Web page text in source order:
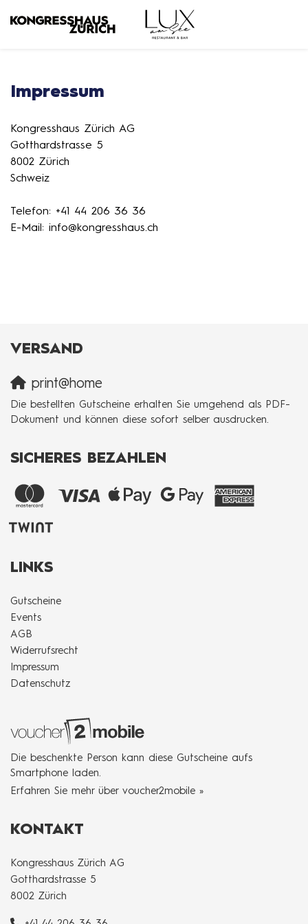
Impressum
Kongresshaus Zürich AG
Gotthardstrasse 5
8002 Zürich
Schweiz
Telefon: +41 44 206 36 36
E-Mail: info@kongresshaus.ch
VERSAND
print@home
Die bestellten Gutscheine erhalten Sie umgehend als PDF-
Dokument und können diese sofort selber ausdrucken.
SICHERES BEZAHLEN
LINKS
Gutscheine
Events
AGB
Widerrufsrecht
Impressum
Datenschutz
Die beschenkte Person kann diese Gutscheine aufs
Smartphone laden.
Erfahren Sie mehr über voucher2mobile »
KONTAKT
Kongresshaus Zürich AG
Gotthardstrasse 5
8002 Zürich